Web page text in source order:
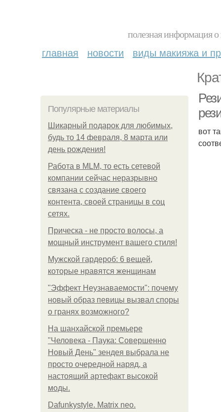
полезная информация
главная новости виды макияжа и
Популярные материалы
Шикарный подарок для любимых,
будь то 14 февраля, 8 марта или
день рождения!
Работа в MLM, то есть сетевой
компании сейчас неразрывно
связана с создание своего
контента, своей страницы в соц
сетях.
Прическа - не просто волосы, а
мощный инструмент вашего стиля!
Мужской гардероб: 6 вещей,
которые нравятся женщинам
"Эффект Неузнаваемости": почему
новый образ певицы вызвал споры
о гранях возможного?
На шанхайской премьере
"Человека - Паука: Совершенно
Новый День" зендея выбрала не
просто очередной наряд, а
настоящий артефакт высокой
моды.
Dafunkystyle. Matrix neo.
вот